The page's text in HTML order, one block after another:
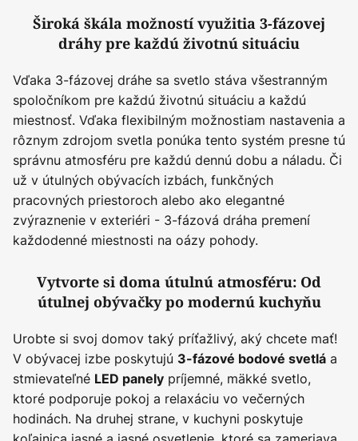
Široká škála možností využitia 3-fázovej
dráhy pre každú životnú situáciu
Vďaka 3-fázovej dráhe sa svetlo stáva všestranným
spoločníkom pre každú životnú situáciu a každú
miestnosť. Vďaka flexibilným možnostiam nastavenia a
rôznym zdrojom svetla ponúka tento systém presne tú
správnu atmosféru pre každú dennú dobu a náladu. Či
už v útulných obývacích izbách, funkčných
pracovných priestoroch alebo ako elegantné
zvýraznenie v exteriéri - 3-fázová dráha premení
každodenné miestnosti na oázy pohody.
Vytvorte si doma útulnú atmosféru: Od
útulnej obývačky po modernú kuchyňu
Urobte si svoj domov taký príťažlivý, aký chcete mať!
V obývacej izbe poskytujú 3-fázové bodové svetlá a
stmievateľné LED panely príjemné, mäkké svetlo,
ktoré podporuje pokoj a relaxáciu vo večerných
hodinách. Na druhej strane, v kuchyni poskytuje